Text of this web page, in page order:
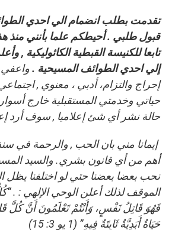
تقدمت بطلب انضمام الي احدي
قبول طلبي . أحيطكم علما بأنني منذ
تابعا للكنيسة القبطية الكاثوليكية ,
إلي احدي الطوائف المسيحية .
إحراج والتزام، أدبي ، معنوي ,
حياتي وخدمتي المستقبلية خارج
حالة نشر أي شئ إعلاميا ,سوف أرد
إيمانا مني بان الحب , والرحمة في سنة
أهم من أي قانون بشري. والسيد
نحب بعضا بعضنا حتي لو اختلفنا يظل
الموقف لذلك أعلن الوحي الإلهي : .
فَهُوَ قَاتِلُ نَفْسٍ، وَأَنْتُمْ تَعْلَمُونَ أَنَّ كُلَّ
حَيَاةٌ أَبَدِيَّةٌ ثَابِتَةٌ فِيهِ” (1 يو 3: 15)